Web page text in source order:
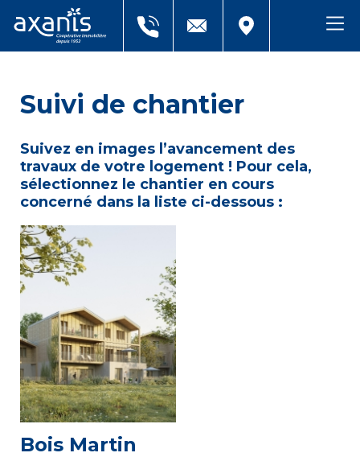
Suivi de chantier
Suivez en images l’avancement des
travaux de votre logement ! Pour cela,
sélectionnez le chantier en cours
concerné dans la liste ci-dessous :
Bois Martin